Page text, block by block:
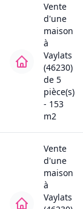
Vente
d'une
maison
à
Vaylats
(46230)
de 5
pièce(s)
- 153
m2
Vente
d'une
maison
à
Vaylats